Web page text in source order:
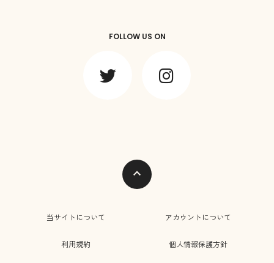
FOLLOW US ON
expand_less
当サイトについて アカウントについて
利用規約 個人情報保護方針